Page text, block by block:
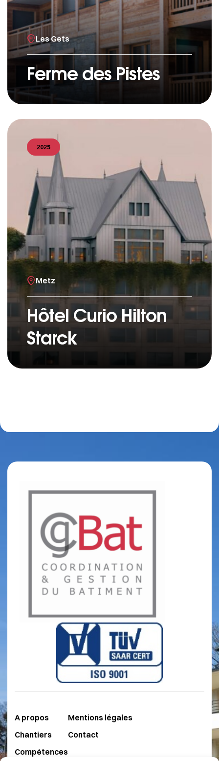
Les Gets
Ferme des Pistes
2025
Metz
Hôtel Curio Hilton
Starck
A propos
Chantiers
Compétences
Mentions légales
Contact